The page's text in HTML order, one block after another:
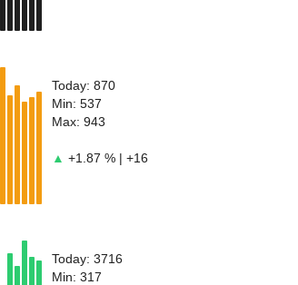
Today: 870
Min: 537
Max: 943
▲ +1.87 % | +16
Today: 3716
Min: 317